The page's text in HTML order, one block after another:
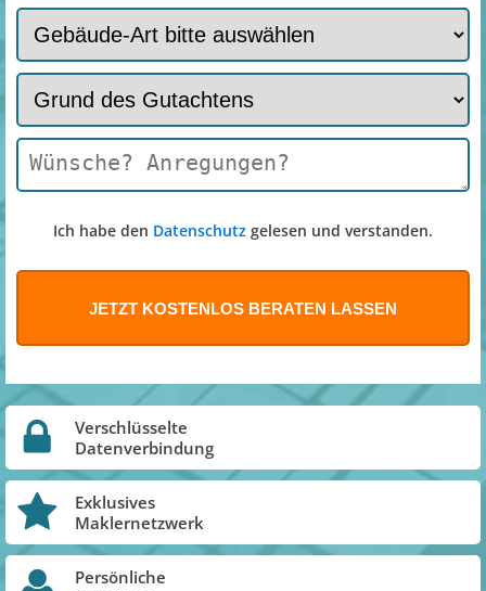
Ich habe den Datenschutz gelesen und verstanden.
Verschlüsselte
Datenverbindung
Exklusives
Maklernetzwerk
Persönliche